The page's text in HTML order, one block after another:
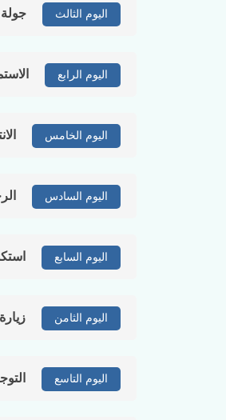
اليوم الثالث جولة
اليوم الرابع
اليوم الخامس
اليوم السادس
اليوم السابع
اليوم الثامن
اليوم التاسع